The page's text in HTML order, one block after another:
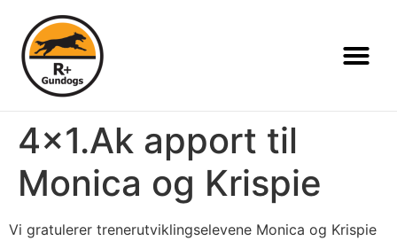
4×1.Ak apport til
Monica og Krispie
Vi gratulerer trenerutviklingselevene Monica og Krispie